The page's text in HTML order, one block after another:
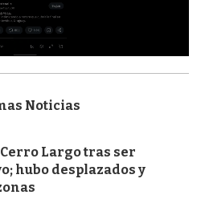
Noticias
Largo tras ser
hubo desplazados y